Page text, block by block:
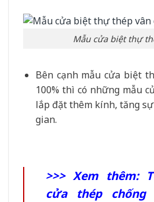
Mẫu cửa biệt thự
Bên cạnh mẫu cửa biệt
100% thì có những mẫu
lắp đặt thêm kính, tăng
gian.
>>> Xem thêm:
cửa thép chống